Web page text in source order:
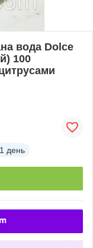
вода Dolce
100
1 день